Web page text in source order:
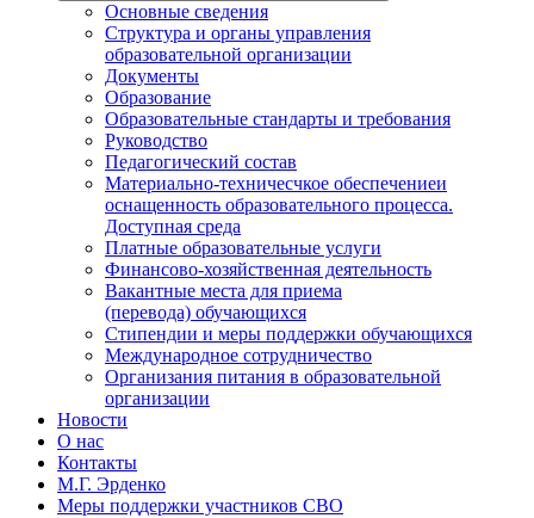
Основные сведения
Структура и органы управления
образовательной организации
Документы
Образование
Образовательные стандарты и требования
Руководство
Педагогический состав
Материально-техничесчкое обеспечениеи
оснащенность образовательного процесса.
Доступная среда
Платные образовательные услуги
Финансово-хозяйственная деятельность
Вакантные места для приема
(перевода) обучающихся
Стипендии и меры поддержки обучающихся
Международное сотрудничество
Организания питания в образовательной
организации
Новости
О нас
Контакты
М.Г. Эрденко
Меры поддержки участников СВО